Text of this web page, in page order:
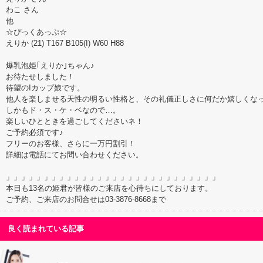
わこ さん
他
☆ぴっくあっぷ☆
えりか (21) T167 B105(I) W60 H88
爆乳泡姫｢えりか｣ちゃん♪
お待たせしました！
待望のIカップ娘です。
他人を楽しませる天性の明るい性格と、その礼儀正しさに何だか嬉しくな
しかもド・ス・ケ・ベなので…。
楽しいひとときを過ごしてくださいネ！
ご予約必須です♪
フリーのお客様、さらに一万円割引！
詳細は電話にてお問い合わせください。
」」」」」」」」」」」」」」」」」」」」」」」」」」」」
本日も13名の姫君が皆様のご来店を心待ちにしております。
ご予約、ご来店のお問合せは03-3876-8668まで
良く読まれている記事